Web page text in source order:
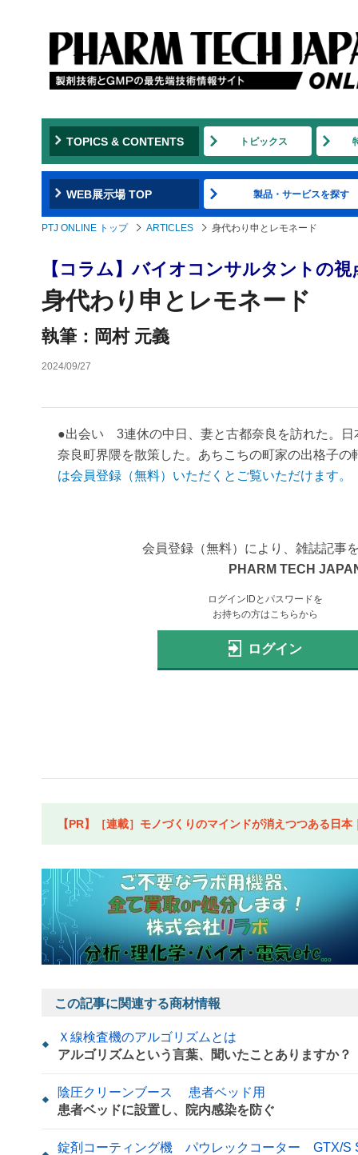
TOPICS & CONTENTS トピックス
WEB展示場 TOP 製品・サービスを探す
PTJ ONLINE トップ ARTICLES 身代わり申とレモネード
【コラム】バイオコンサルタントの視
身代わり申とレモネード
執筆：岡村 元義
2024/09/27
●出会い 3連休の中日、妻と古都奈良を訪れた。日
奈良町界隈を散策した。あちこちの町家の出格子
は会員登録（無料）いただくとご覧いただけます。
会員登録（無料）により、雑誌記事
PHARM TECH
ログインIDとパスワードを
お持ちの方はこちらから
ログイン
【PR】［連載］モノづくりのマインドが消えつつある日
この記事に関連する商材情報
Ｘ線検査機のアルゴリズムとは
アルゴリズムという言葉、聞いたことありますか？
陰圧クリーンブース 患者ベッド用
患者ベッドに設置し、院内感染を防ぐ
錠剤コーティング機 パウレックコーター GTX/S